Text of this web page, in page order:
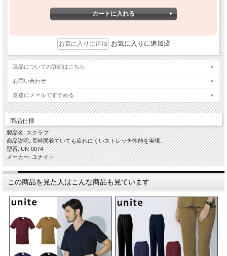
お気に入りに追加済
返品についての詳細はこちら
お問い合わせ
友達にメールですすめる
商品仕様
製品名: スクラブ
商品説明: 長時間着ていても疲れにくいストレッチ性能を実現。
型番: UN-0074
メーカー: ユナイト
この商品を見た人はこんな商品も見ています